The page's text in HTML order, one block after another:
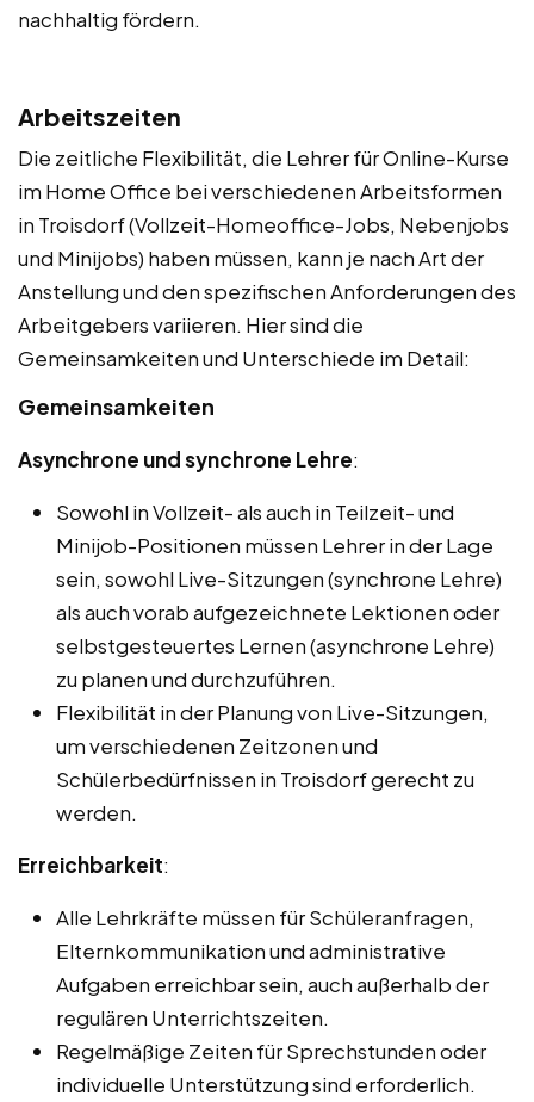
nachhaltig fördern.
Arbeitszeiten
Die zeitliche Flexibilität, die Lehrer für Online-Kurse
im Home Office bei verschiedenen Arbeitsformen
in Troisdorf (Vollzeit-Homeoffice-Jobs, Nebenjobs
und Minijobs) haben müssen, kann je nach Art der
Anstellung und den spezifischen Anforderungen des
Arbeitgebers variieren. Hier sind die
Gemeinsamkeiten und Unterschiede im Detail:
Gemeinsamkeiten
Asynchrone und synchrone Lehre:
Sowohl in Vollzeit- als auch in Teilzeit- und
Minijob-Positionen müssen Lehrer in der Lage
sein, sowohl Live-Sitzungen (synchrone Lehre)
als auch vorab aufgezeichnete Lektionen oder
selbstgesteuertes Lernen (asynchrone Lehre)
zu planen und durchzuführen.
Flexibilität in der Planung von Live-Sitzungen,
um verschiedenen Zeitzonen und
Schülerbedürfnissen in Troisdorf gerecht zu
werden.
Erreichbarkeit:
Alle Lehrkräfte müssen für Schüleranfragen,
Elternkommunikation und administrative
Aufgaben erreichbar sein, auch außerhalb der
regulären Unterrichtszeiten.
Regelmäßige Zeiten für Sprechstunden oder
individuelle Unterstützung sind erforderlich.